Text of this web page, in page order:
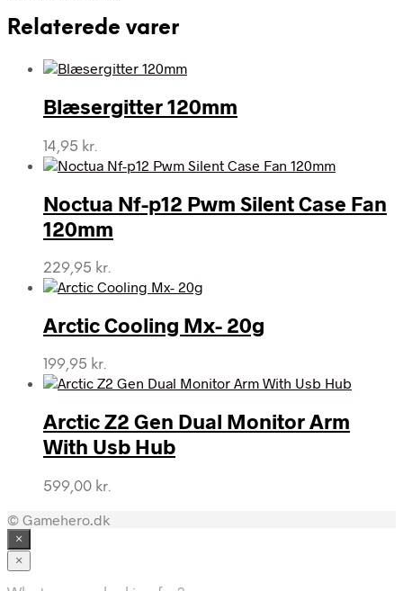
Relaterede varer
Blæsergitter 120mm
14,95 kr.
Noctua Nf-p12 Pwm Silent Case Fan
120mm
229,95 kr.
Arctic Cooling Mx- 20g
199,95 kr.
Arctic Z2 Gen Dual Monitor Arm
With Usb Hub
599,00 kr.
© Gamehero.dk
×
×